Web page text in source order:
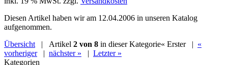
Diesen Artikel haben wir am 12.04.2006 in unseren Katalog
aufgenommen.
Übersicht | Artikel 2 von 8 in dieser Kategorie« Erster| «
vorheriger| nächster » | Letzter »
Kategorien